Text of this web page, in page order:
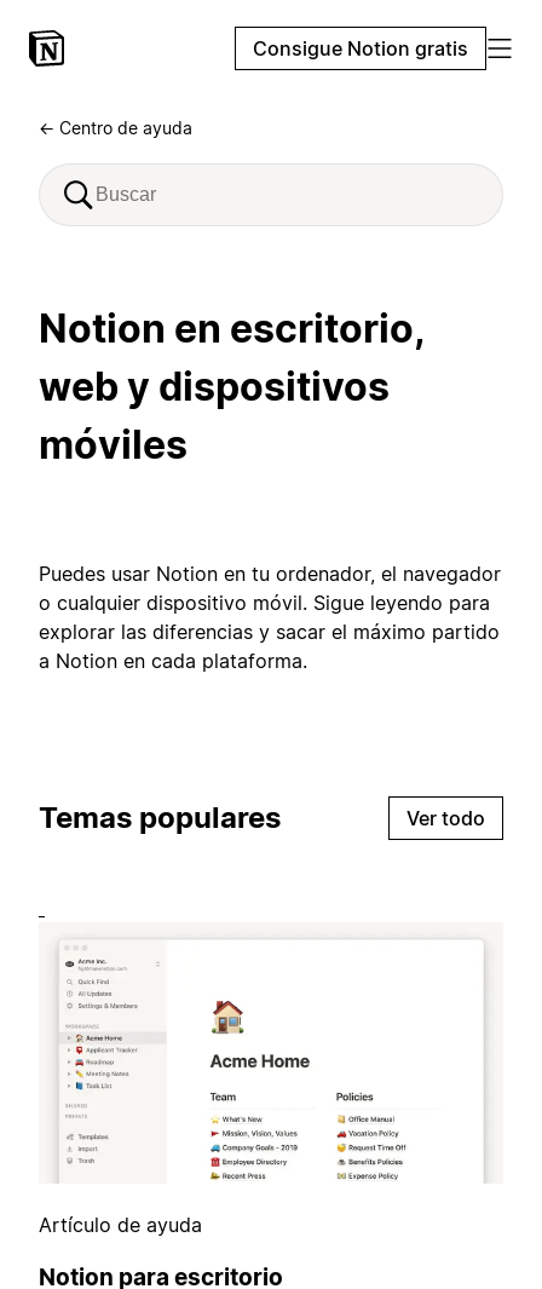
Consigue Notion gratis
← Centro de ayuda
Notion en escritorio,
web y dispositivos
móviles
Puedes usar Notion en tu ordenador, el navegador
o cualquier dispositivo móvil. Sigue leyendo para
explorar las diferencias y sacar el máximo partido
a Notion en cada plataforma.
Temas populares Ver todo
Artículo de ayuda
Notion para escritorio